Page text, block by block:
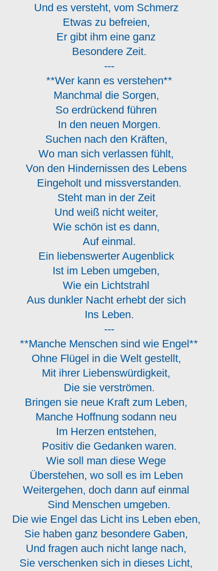
Und es versteht, vom Schmerz
Etwas zu befreien,
Er gibt ihm eine ganz
Besondere Zeit.
---
**Wer kann es verstehen**
Manchmal die Sorgen,
So erdrückend führen
In den neuen Morgen.
Suchen nach den Kräften,
Wo man sich verlassen fühlt,
Von den Hindernissen des Lebens
Eingeholt und missverstanden.
Steht man in der Zeit
Und weiß nicht weiter,
Wie schön ist es dann,
Auf einmal.
Ein liebenswerter Augenblick
Ist im Leben umgeben,
Wie ein Lichtstrahl
Aus dunkler Nacht erhebt der sich
Ins Leben.
---
**Manche Menschen sind wie Engel**
Ohne Flügel in die Welt gestellt,
Mit ihrer Liebenswürdigkeit,
Die sie verströmen.
Bringen sie neue Kraft zum Leben,
Manche Hoffnung sodann neu
Im Herzen entstehen,
Positiv die Gedanken waren.
Wie soll man diese Wege
Überstehen, wo soll es im Leben
Weitergehen, doch dann auf einmal
Sind Menschen umgeben.
Die wie Engel das Licht ins Leben eben,
Sie haben ganz besondere Gaben,
Und fragen auch nicht lange nach,
Sie verschenken sich in dieses Licht,